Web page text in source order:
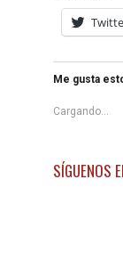
Me gusta
Cargando...
SÍGUENOS